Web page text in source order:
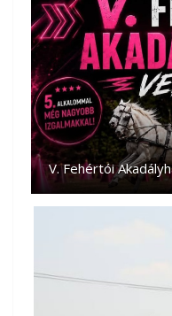
V. Fehértói